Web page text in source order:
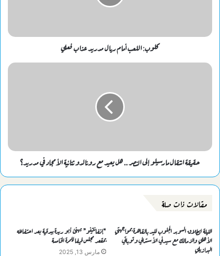
كلوب: اللعب أمام ريال مدريد عذاب فعلي
حقيقة انتقال مارسيلو إلى النصر .. هل يعيد مع رونالدو ثنائية الأمجاد في مدريد؟
مقالات ذات صلة
الليلة انطلاق السوبر الجلوب لليد بالقاهرة بمواجهتي
الأهلي والزمالك مع سيدني الأسترالي وتوباتي
البرازيلي
“إنفانتينو” يهنئ أبو ريدة ببرقية بعد احتفاظه
بمقعد مجلس فيفا للمرة الخامسة
مارس 13, 2025